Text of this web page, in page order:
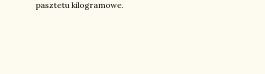
pasztetu kilogramowe.